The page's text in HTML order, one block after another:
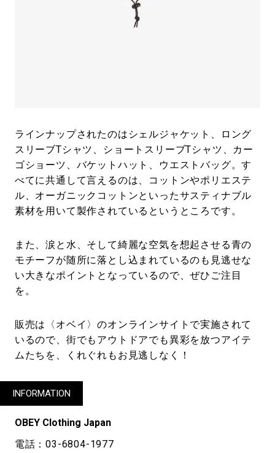
ラインナップされたのはシェルジャケット、ロング
スリーブTシャツ、ショートスリーブTシャツ、カー
ゴショーツ、バケットハット、ウエストバッグ。す
べてに共通して言えるのは、コットンやポリエステ
ル、オーガニックコットンといったサスティナブル
素材を用いて製作されているというところです。
また、涙と水、そして綺麗な空気を想起させる青の
モチーフが随所に落とし込まれているのも見逃せな
い大きなポイントとなっているので、ぜひご注目
を。
販売は〈オベイ〉のオンラインサイトで実施されて
いるので、街でもアウトドアでも異彩を放つアイテ
ムたちを、くれぐれもお見逃しなく！
INFORMATION
OBEY Clothing Japan
電話：03-6804-1977